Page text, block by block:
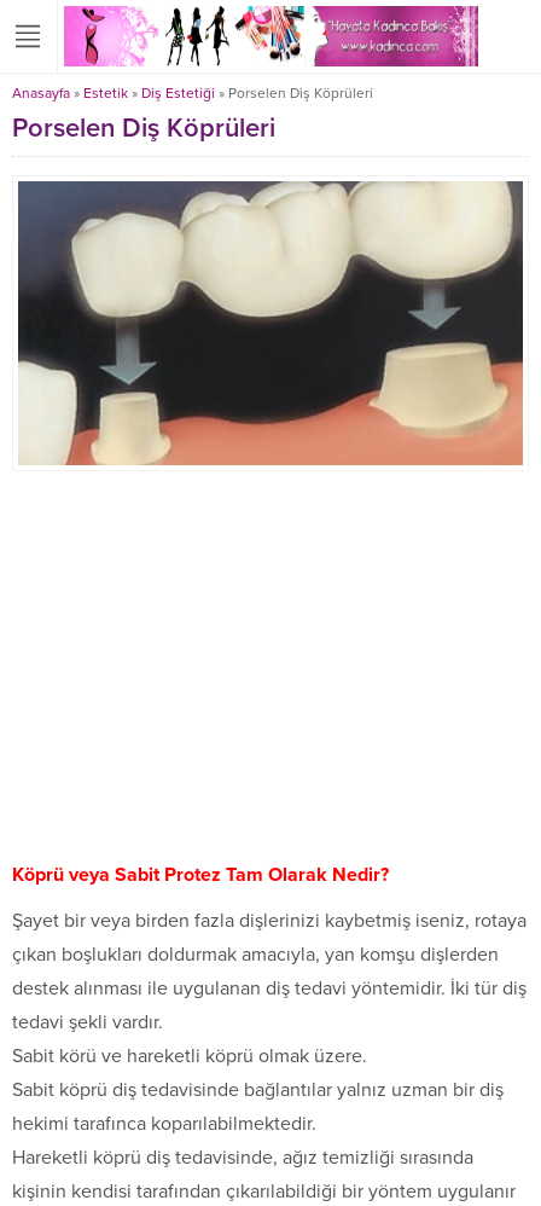
Anasayfa » Estetik » Diş Estetiği » Porselen Diş Köprüleri
Porselen Diş Köprüleri
Köprü veya Sabit Protez Tam Olarak Nedir?
Şayet bir veya birden fazla dişlerinizi kaybetmiş iseniz, rotaya
çıkan boşlukları doldurmak amacıyla, yan komşu dişlerden
destek alınması ile uygulanan diş tedavi yöntemidir. İki tür diş
tedavi şekli vardır.
Sabit körü ve hareketli köprü olmak üzere.
Sabit köprü diş tedavisinde bağlantılar yalnız uzman bir diş
hekimi tarafınca koparılabilmektedir.
Hareketli köprü diş tedavisinde, ağız temizliği sırasında
kişinin kendisi tarafından çıkarılabildiği bir yöntem uygulanır